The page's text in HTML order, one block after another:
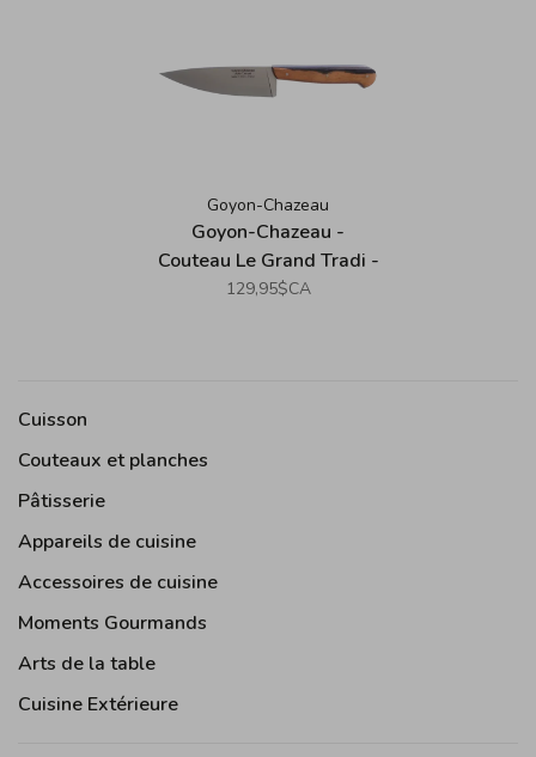
Goyon-Chazeau
Goyon-Chazeau -
Couteau Le Grand Tradi -
Ébène Aubier /
129,95$CA
Cuisson
Couteaux et planches
Pâtisserie
Appareils de cuisine
Accessoires de cuisine
Moments Gourmands
Arts de la table
Cuisine Extérieure